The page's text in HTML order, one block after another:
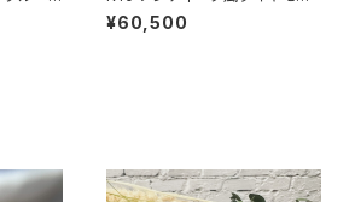
ドリング RG25-254
¥60,500